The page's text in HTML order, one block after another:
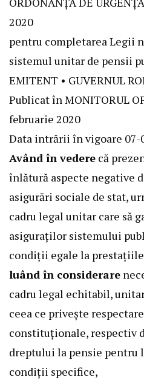
2020
pentru completarea Legii
sistemul unitar de pensii
EMITENT • GUVERNUL
Publicat în MONITORUL
februarie 2020
Data intrării în vigoare 07-
Având în vedere că
înlătură aspecte negative
asigurări sociale de stat,
cadru legal unitar care să
asiguraţilor sistemului
condiţii egale la
luând în considerare
cadru legal echitabil,
ceea ce priveşte
constituţionale, respectiv
dreptului la pensie pentru
condiţii specifice,